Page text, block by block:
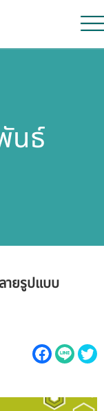
นธ์
ายรูปแบบ